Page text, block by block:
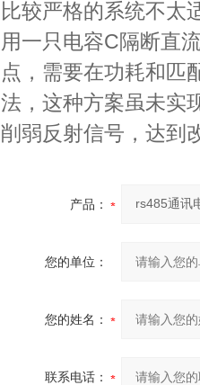
比较严格的系统不太
用一只电容C隔断直
点，需要在功耗和匹
法，这种方案虽未实
削弱反射信号，达到
产品：
您的单位：
您的姓名：
联系电话：